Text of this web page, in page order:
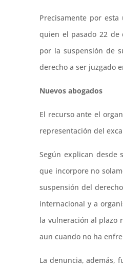
Precisamente por
quien el pasado 22 de
por la suspensión de
derecho a ser juzgado
Nuevos abogados
El recurso ante el
representación del
Según explican desde
que incorpore no
suspensión del
internacional y a
la vulneración al plazo
aun cuando no ha
La denuncia, además,